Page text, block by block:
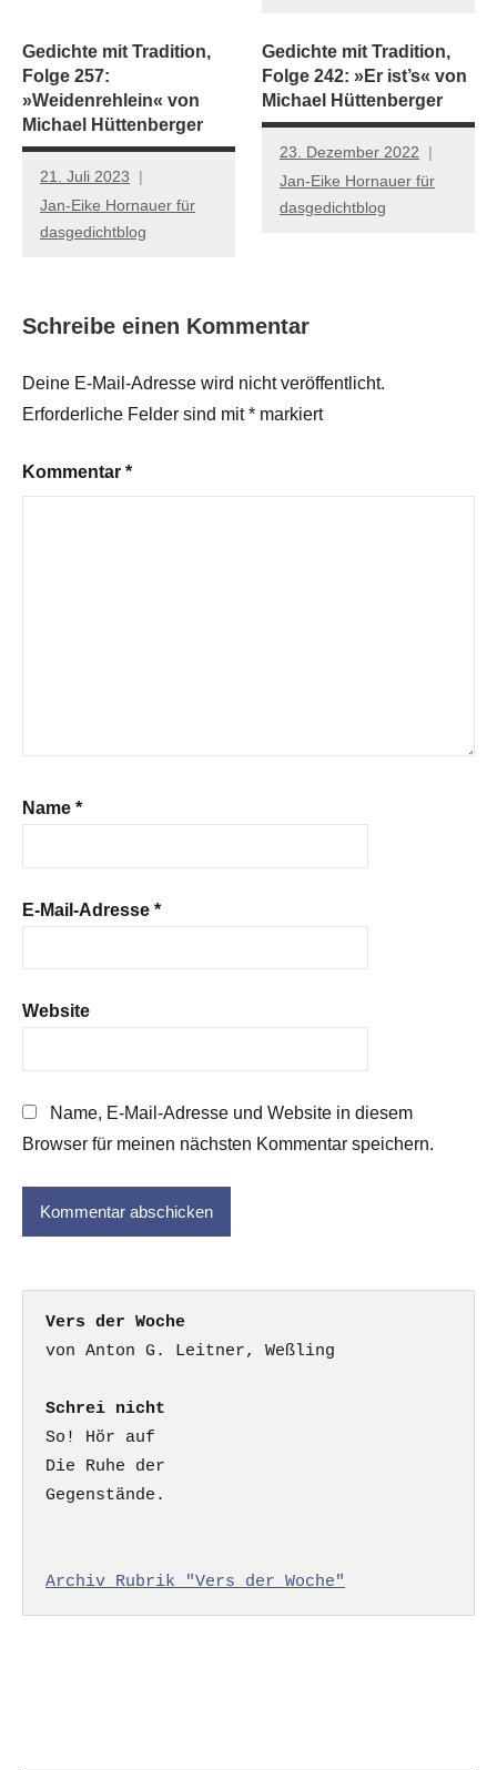
Gedichte mit Tradition,
Folge 257:
»Weidenrehlein« von
Michael Hüttenberger
21. Juli 2023
Jan-Eike Hornauer für
dasgedichtblog
Gedichte mit Tradition,
Folge 242: »Er ist’s« von
Michael Hüttenberger
23. Dezember 2022
Jan-Eike Hornauer für
dasgedichtblog
Schreibe einen Kommentar
Deine E-Mail-Adresse wird nicht veröffentlicht.
Erforderliche Felder sind mit* markiert
Kommentar *
Name *
E-Mail-Adresse *
Website
Name, E-Mail-Adresse und Website in diesem
Browser für meinen nächsten Kommentar speichern.
Vers der Woche
Schrei nicht
So! Hör auf
Die Ruhe der
Gegenstände.
Archiv Rubrik "Vers der Woche"